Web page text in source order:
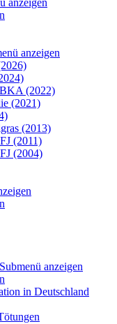
anzeigen
anzeigen
(2022)
(2021)
(2013)
(2011)
(2004)
Submenü anzeigen
in Deutschland